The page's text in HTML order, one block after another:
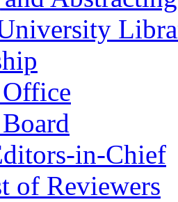
in-Chief
of Reviewers